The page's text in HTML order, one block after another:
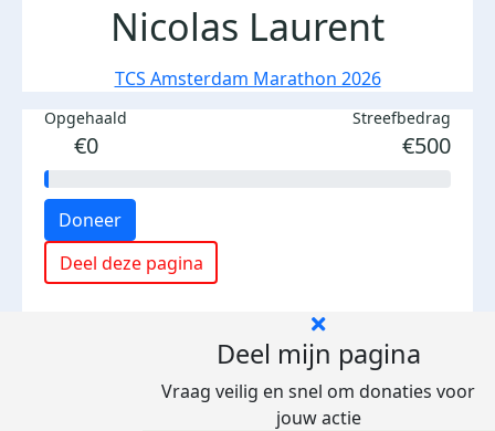
Nicolas Laurent
TCS Amsterdam Marathon 2026
Opgehaald
€0
Streefbedrag
€500
Doneer
Deel deze pagina
Deel mijn pagina
Vraag veilig en snel om donaties voor
jouw actie